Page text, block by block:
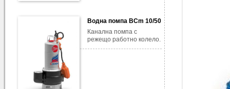
Водна помпа BCm 10/50
Канална помпа с
режещо работно колело.